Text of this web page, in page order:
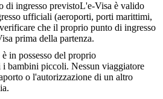
di ingresso previstoL'e-Visa è valido
ufficiali (aeroporti, porti marittimi,
che il proprio punto di ingresso
prima della partenza.
in possesso del proprio
i bambini piccoli. Nessun viaggiatore
o l'autorizzazione di un altro